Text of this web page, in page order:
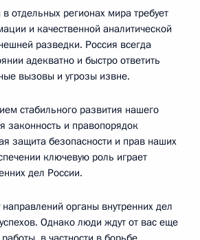
отдельных регионах мира требует
и качественной аналитической
разведки. Россия всегда
адекватно и быстро ответить
вызовы и угрозы извне.
стабильного развития нашего
законность и правопорядок
защита безопасности и прав наших
ключевую роль играет
дел России.
органы внутренних дел
Однако люди ждут от вас еще